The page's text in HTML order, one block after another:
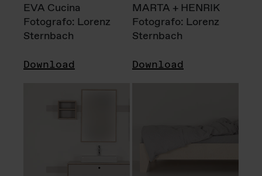
EVA Cucina
Fotografo: Lorenz
Sternbach
Download
MARTA + HENRIK
Fotografo: Lorenz
Sternbach
Download